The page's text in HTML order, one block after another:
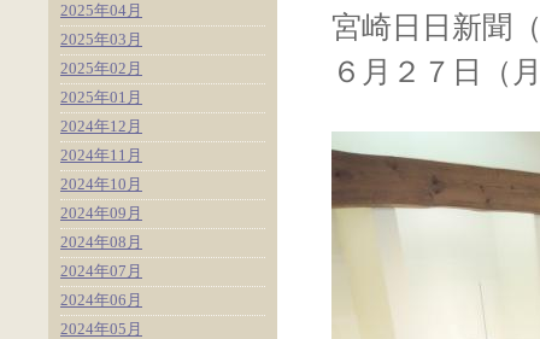
宮崎日日新聞
６月２７日（
2025年04月
2025年03月
2025年02月
2025年01月
2024年12月
2024年11月
2024年10月
2024年09月
2024年08月
2024年07月
2024年06月
2024年05月